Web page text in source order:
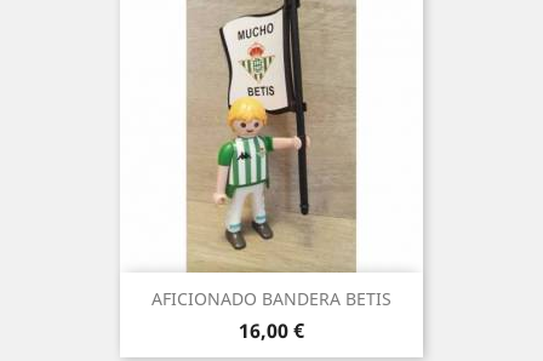
AFICIONADO BANDERA BETIS
Precio
16,00 €